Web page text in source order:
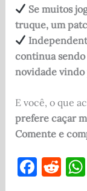
Se muitos
truque, um
continua sendo
novidade vindo
E você, o que
prefere caçar
Comente e
F R